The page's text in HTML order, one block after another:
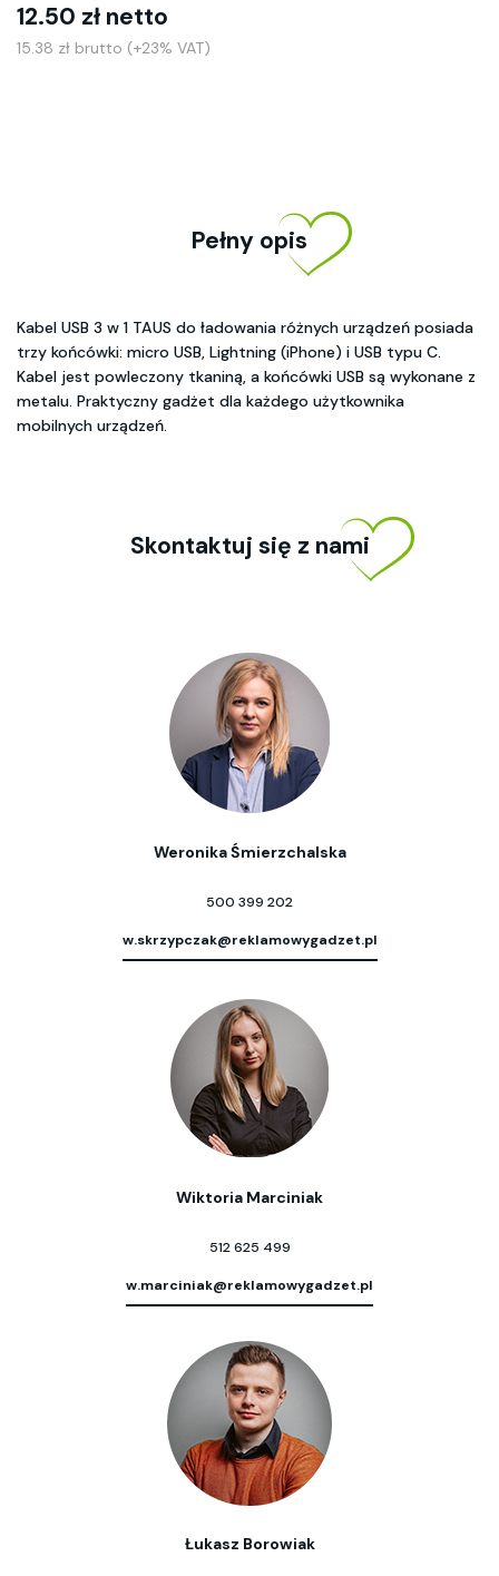
12.50 zł netto
15.38 zł brutto (+23% VAT)
Pełny opis
Kabel USB 3 w 1 TAUS do ładowania różnych urządzeń posiada
trzy końcówki: micro USB, Lightning (iPhone) i USB typu C.
Kabel jest powleczony tkaniną, a końcówki USB są wykonane z
metalu. Praktyczny gadżet dla każdego użytkownika
mobilnych urządzeń.
Skontaktuj się z nami
Weronika Śmierzchalska
500 399 202
w.skrzypczak@reklamowygadzet.pl
Wiktoria Marciniak
512 625 499
w.marciniak@reklamowygadzet.pl
Łukasz Borowiak